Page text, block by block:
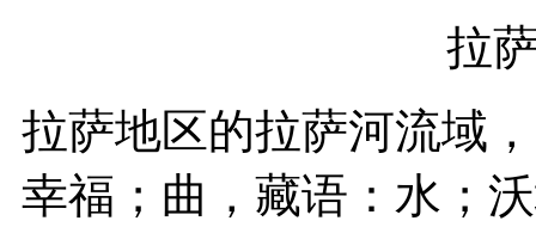
拉
拉萨地区的拉萨河流域
幸福；曲，藏语：水；